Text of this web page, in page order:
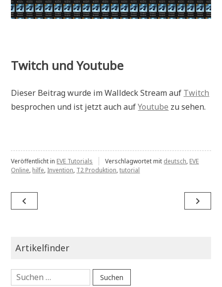
Twitch und Youtube
Dieser Beitrag wurde im Walldeck Stream auf Twitch
besprochen und ist jetzt auch aufYoutube zu sehen.
Veröffentlicht in EVE Tutorials Verschlagwortet mit deutsch, EVE
Online, hilfe, Invention, T2 Produktion,tutorial
Beitragsnavigation
navigate_before navigate_next
Artikelfinder
Suchen
nach: